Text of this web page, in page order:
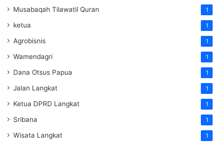
Musabaqah Tilawatil Quran 1
ketua 1
Agrobisnis 1
Wamendagri 1
Dana Otsus Papua 1
Jalan Langkat 1
Ketua DPRD Langkat 1
Sribana 1
Wisata Langkat 1